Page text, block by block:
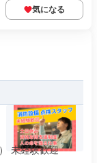
気になる
未経験歓迎